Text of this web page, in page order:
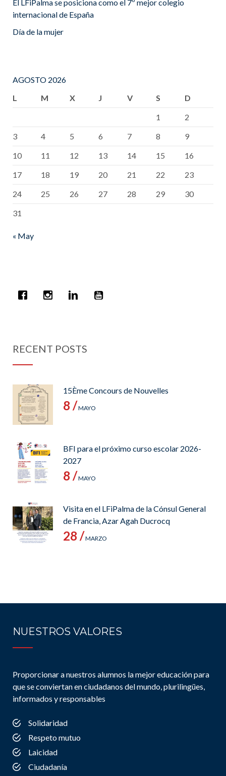
El LFiPalma se posiciona como el 7º mejor colegio
internacional de España
Día de la mujer
AGOSTO 2026
L
M X J V S
D
1
2
3
4 5 6 7 8
9
10
11 12 13 14 15
16
17
18 19 20 21 22
23
24
25 26 27 28 29
30
31
« May
RECENT POSTS
15Ème Concours de Nouvelles
8 /MAYO
BFI para el próximo curso escolar 2026-
2027
8 /MAYO
Visita en el LFiPalma de la Cónsul General
de Francia, Azar Agah Ducrocq
28 /MARZO
NUESTROS VALORES
Proporcionar a nuestros alumnos la mejor educación para
que se conviertan en ciudadanos del mundo, plurilingües,
informados y responsables
Solidaridad
Respeto mutuo
Laicidad
Ciudadanía